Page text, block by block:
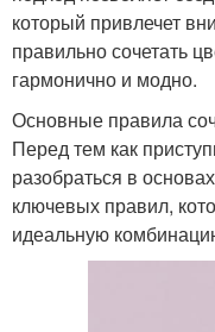
который привлечет
правильно сочетать
гармонично и модно.
Основные правила
Перед тем как
разобраться в
ключевых правил,
идеальную